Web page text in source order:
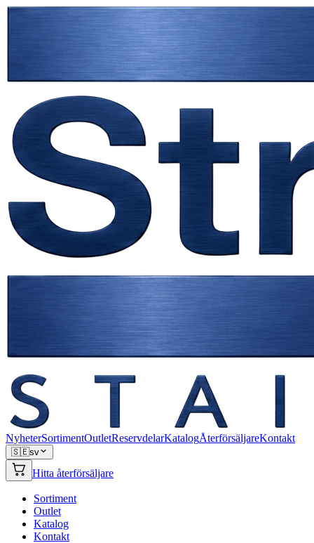
NyheterSortimentOutletReservdelarKatalogÅterförsäljareKontakt
🇸🇪sv
Hitta återförsäljare
Sortiment
Outlet
Katalog
Kontakt